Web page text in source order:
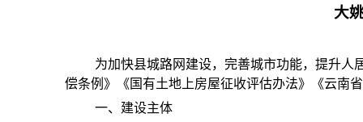
大
为加快县城路网建设，完善城市功能，提升
偿条例》《国有土地上房屋征收评估办法》《云南
一、建设主体